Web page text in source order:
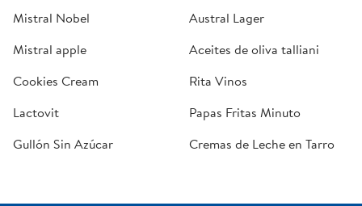
Mistral Nobel
Austral Lager
Mistral apple
Aceites de oliva talliani
Cookies Cream
Rita Vinos
Lactovit
Papas Fritas Minuto
Gullón Sin Azúcar
Cremas de Leche en Tarro